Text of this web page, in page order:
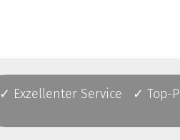
✓ Exzellenter Service ✓